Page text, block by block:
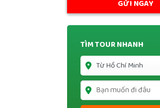
TÌM TOUR NHANH